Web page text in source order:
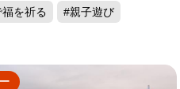
を祈る #親子遊び